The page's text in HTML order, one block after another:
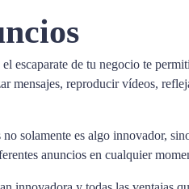
escaparate de tu negocio te
mensajes, reproducir vídeos,
solamente es algo innovador,
anuncios en cualquier